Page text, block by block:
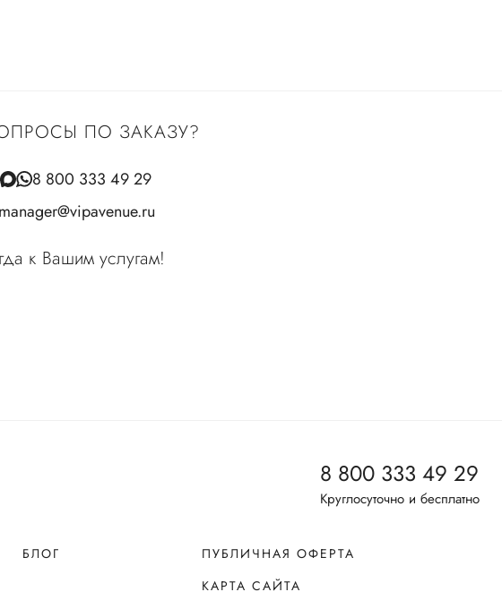
ПО ЗАКАЗУ?
8 800 333 49 29
к Вашим услугам!
8 800 333 49 29
Круглосуточно и бесплатно
БЛОГ
ПУБЛИЧНАЯ ОФЕРТА
КАРТА САЙТА